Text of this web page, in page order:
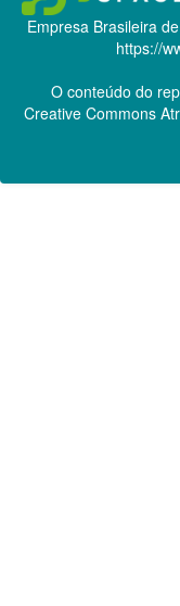
Empresa Brasileira
https://
O conteúdo do
Creative Commons